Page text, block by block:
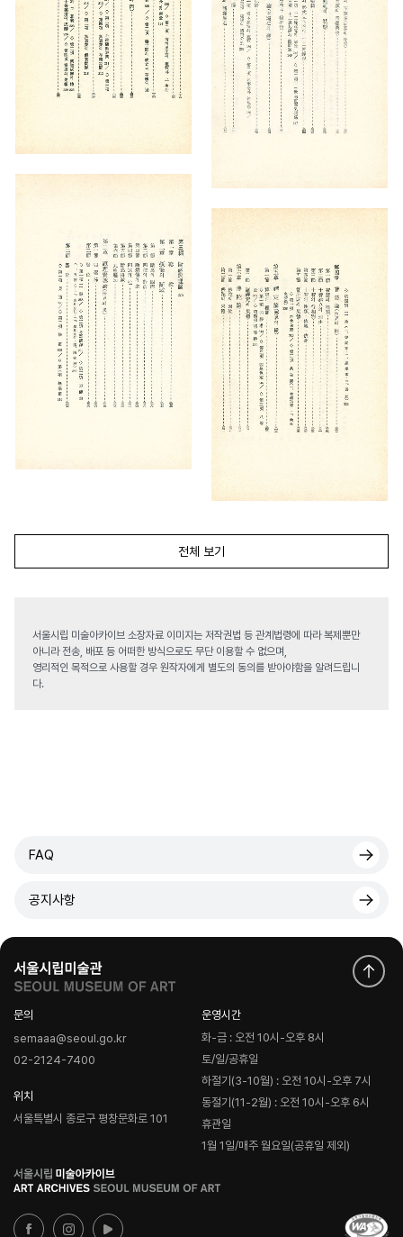
전체 보기
서울시립 미술아카이브 소장자료 이미지는 저작권법 등 관계법령에 따라 복제뿐만
아니라 전송, 배포 등 어떠한 방식으로도 무단 이용할 수 없으며,
영리적인 목적으로 사용할 경우 원작자에게 별도의 동의를 받아야함을 알려드립니
다.
FAQ
공지사항
문의
semaaa@seoul.go.kr
02-2124-7400
위치
서울특별시 종로구 평창문화로 101
운영시간
화-금 : 오전 10시-오후 8시
토/일/공휴일
하절기(3-10월) : 오전 10시-오후 7시
동절기(11-2월) : 오전 10시-오후 6시
휴관일
1월 1일/매주 월요일(공휴일 제외)
로
고